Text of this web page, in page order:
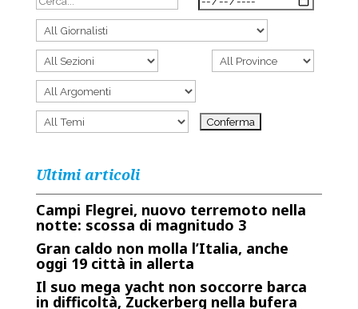
Ultimi articoli
Campi Flegrei, nuovo terremoto nella
notte: scossa di magnitudo 3
Gran caldo non molla l’Italia, anche
oggi 19 città in allerta
Il suo mega yacht non soccorre barca
in difficoltà, Zuckerberg nella bufera